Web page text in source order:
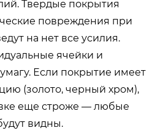
Твердые покрытия
повреждения при
на нет все усилия.
ячейки и
Если покрытие имеет
(золото, черный хром),
еще строже — любые
видны.